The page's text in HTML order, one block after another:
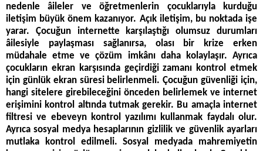
nedenle âileler ve öğretmenlerin çocuklarıyla kurduğu
iletişim büyük önem kazanıyor. Açık iletişim, bu noktada işe
yarar. Çocuğun internette karşılaştığı olumsuz durumları
âilesiyle paylaşması sağlanırsa, olası bir krize erken
müdahale etme ve çözüm imkânı daha kolaylaşır. Ayrıca
çocukların ekran karşısında geçirdiği zamanı kontrol etmek
için günlük ekran süresi belirlenmeli. Çocuğun güvenliği için,
hangi sitelere girebileceğini önceden belirlemek ve internet
erişimini kontrol altında tutmak gerekir. Bu amaçla internet
filtresi ve ebeveyn kontrol yazılımı kullanmak faydalı olur.
Ayrıca sosyal medya hesaplarının gizlilik ve güvenlik ayarları
mutlaka kontrol edilmeli. Sosyal medyada mahremiyetin